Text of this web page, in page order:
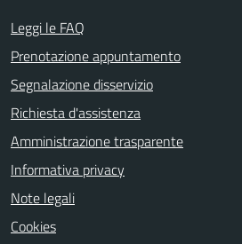
Leggi le FAQ
Prenotazione appuntamento
Segnalazione disservizio
Richiesta d'assistenza
Amministrazione trasparente
Informativa privacy
Note legali
Cookies